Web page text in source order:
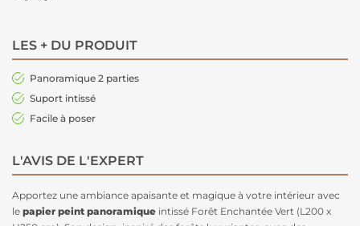
LES + DU PRODUIT
Panoramique 2 parties
Suport intissé
Facile à poser
L'AVIS DE L'EXPERT
Apportez une ambiance apaisante et magique à votre intérieur avec
le papier peint panoramique intissé Forêt Enchantée Vert (L200 x